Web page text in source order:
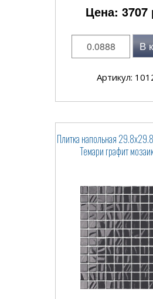
Цена: 3707
В
Артикул:
Плитка напольная
Темари графит